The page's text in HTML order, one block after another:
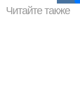
Читайте также